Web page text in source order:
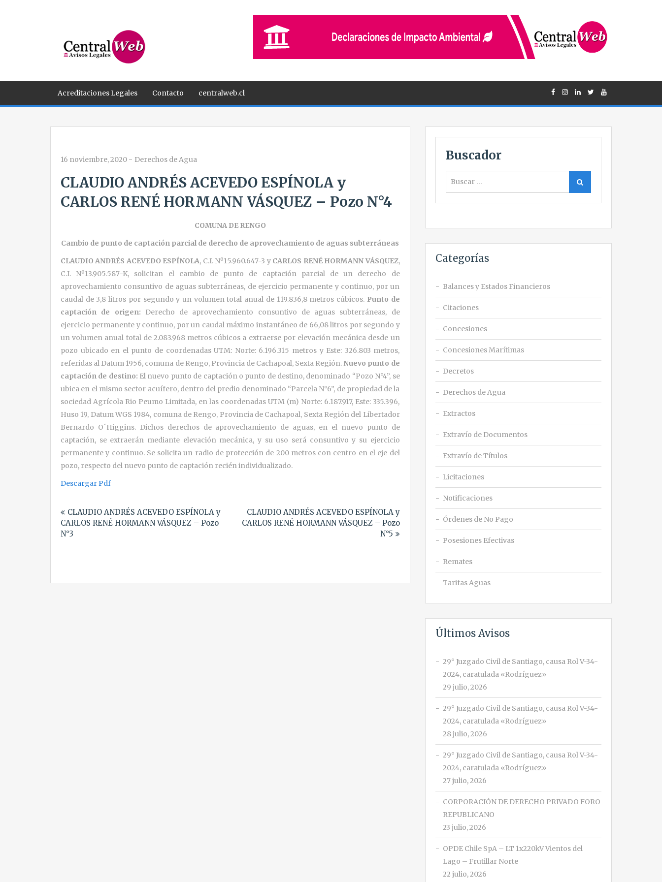
Acreditaciones Legales Contacto centralweb.cl
16 noviembre, 2020 - Derechos de Agua
CLAUDIO ANDRÉS ACEVEDO ESPÍNOLA y
CARLOS RENÉ HORMANN VÁSQUEZ – Pozo N°4
COMUNA DE RENGO
Cambio de punto de captación parcial de derecho de aprovechamiento de aguas subterráneas
CLAUDIO ANDRÉS ACEVEDO ESPÍNOLA, C.I. Nº15.960.647-3 y CARLOS RENÉ HORMANN VÁSQUEZ,
C.I. Nº13.905.587-K, solicitan el cambio de punto de captación parcial de un derecho de
aprovechamiento consuntivo de aguas subterráneas, de ejercicio permanente y continuo, por un
caudal de 3,8 litros por segundo y un volumen total anual de 119.836,8 metros cúbicos. Punto de
captación de origen: Derecho de aprovechamiento consuntivo de aguas subterráneas, de
ejercicio permanente y continuo, por un caudal máximo instantáneo de 66,08 litros por segundo y
un volumen anual total de 2.083.968 metros cúbicos a extraerse por elevación mecánica desde un
pozo ubicado en el punto de coordenadas UTM: Norte: 6.196.315 metros y Este: 326.803 metros,
referidas al Datum 1956, comuna de Rengo, Provincia de Cachapoal, Sexta Región.Nuevo punto de
captación de destino: El nuevo punto de captación o punto de destino, denominado “Pozo N°4”, se
ubica en el mismo sector acuífero, dentro del predio denominado “Parcela N°6”, de propiedad de la
sociedad Agrícola Rio Peumo Limitada, en las coordenadas UTM (m) Norte: 6.187.917, Este: 335.396,
Huso 19, Datum WGS 1984, comuna de Rengo, Provincia de Cachapoal, Sexta Región del Libertador
Bernardo O´Higgins. Dichos derechos de aprovechamiento de aguas, en el nuevo punto de
captación, se extraerán mediante elevación mecánica, y su uso será consuntivo y su ejercicio
permanente y continuo. Se solicita un radio de protección de 200 metros con centro en el eje del
pozo, respecto del nuevo punto de captación recién individualizado.
Descargar Pdf
de
entradas
CLAUDIO ANDRÉS ACEVEDO ESPÍNOLA y
CARLOS RENÉ HORMANN VÁSQUEZ – Pozo
N°3
CLAUDIO ANDRÉS ACEVEDO ESPÍNOLA y
CARLOS RENÉ HORMANN VÁSQUEZ – Pozo
N°5
Buscador
Buscar
Categorías
Balances y Estados Financieros
Citaciones
Concesiones
Concesiones Marítimas
Decretos
Derechos de Agua
Extractos
Extravío de Documentos
Extravío de Títulos
Licitaciones
Notificaciones
Órdenes de No Pago
Posesiones Efectivas
Remates
Tarifas Aguas
Últimos Avisos
29° Juzgado Civil de Santiago, causa Rol V-34-
2024, caratulada «Rodríguez»
29 julio, 2026
29° Juzgado Civil de Santiago, causa Rol V-34-
2024, caratulada «Rodríguez»
28 julio, 2026
29° Juzgado Civil de Santiago, causa Rol V-34-
2024, caratulada «Rodríguez»
27 julio, 2026
CORPORACIÓN DE DERECHO PRIVADO FORO
REPUBLICANO
23 julio, 2026
OPDE Chile SpA – LT 1x220kV Vientos del
Lago – Frutillar Norte
22 julio, 2026